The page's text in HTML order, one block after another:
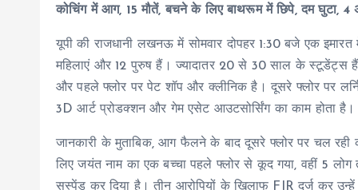
कोचिंग में आग, 15 मौतें, बचने के लिए बाथरूम में छिपे, दम घुटा,
यूपी की राजधानी लखनऊ में सोमवार दोपहर 1:30 बजे एक
महिलाएं और 12 पुरुष हैं। ज्यादातर 20 से 30 साल के स्टूडेंट्स
और पहले फ्लोर पर पेट शॉप और क्लीनिक है। दूसरे फ्लोर पर
3D आर्ट प्रोडक्शन और गेम एसेट आउटसोर्सिंग का काम होता है।
जानकारी के मुताबिक, आग फैलने के बाद दूसरे फ्लोर पर चल
लिए जयंत नाम का एक बच्चा पहले फ्लोर से कूद गया, वहीं 5
सस्पेंड कर दिया है। तीन आरोपियों के खिलाफ FIR दर्ज कर उन्हें